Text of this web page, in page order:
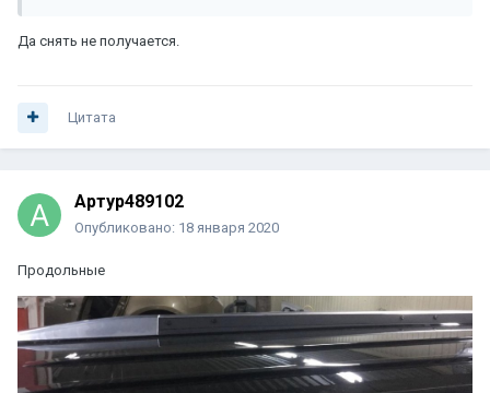
Да снять не получается.
Цитата
Артур489102
Опубликовано: 18 января 2020
Продольные